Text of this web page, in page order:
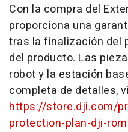
Con la compra del
proporciona una
tras la finalización del
del producto. Las
robot y la estación
completa de detalles,
https://store.dji.com/
protection-plan-dji-